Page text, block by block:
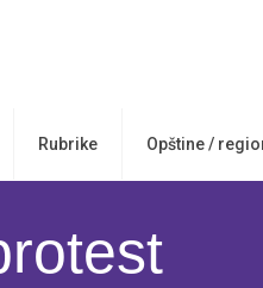
Rubrike Opštine /